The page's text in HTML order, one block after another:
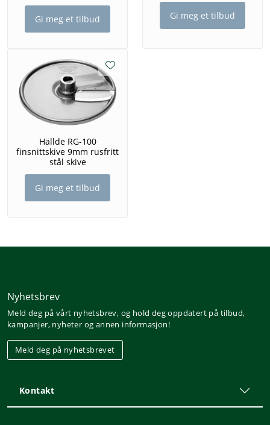
Gi meg et tilbud Gi meg et tilbud
Hällde RG-100
finsnittskive 9mm rusfritt
stål skive
Gi meg et tilbud
Nyhetsbrev
Meld deg på vårt nyhetsbrev, og hold deg oppdatert på tilbud,
kampanjer, nyheter og annen informasjon!
Meld deg på nyhetsbrevet
Kontakt